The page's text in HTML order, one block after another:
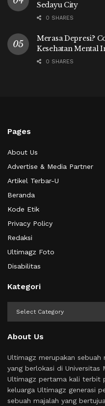
Sedayu City
0 SHARES
Merasa Depresi?
Kesehatan Mental
0 SHARES
Pages
About Us
Advertise & Media Partner
Artikel Terbar-U
Beranda
Kode Etik
Privacy Policy
Redaksi
Ultimagz Foto
Disabilitas
Kategori
About Us
Ultimagz merupakan sebuah
yang berlokasi di Universitas
Ultimagz pertama kali terbit
keluarga Ultimagz generasi
sebuah majalah yang